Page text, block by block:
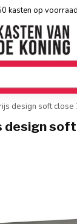
kasten op voorraad
design soft close
design